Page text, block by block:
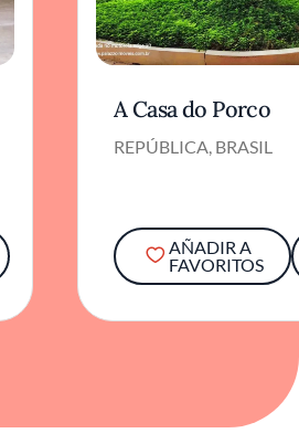
A Casa do Porco
REPÚBLICA, BRASIL
AÑADIR A
FAVORITOS